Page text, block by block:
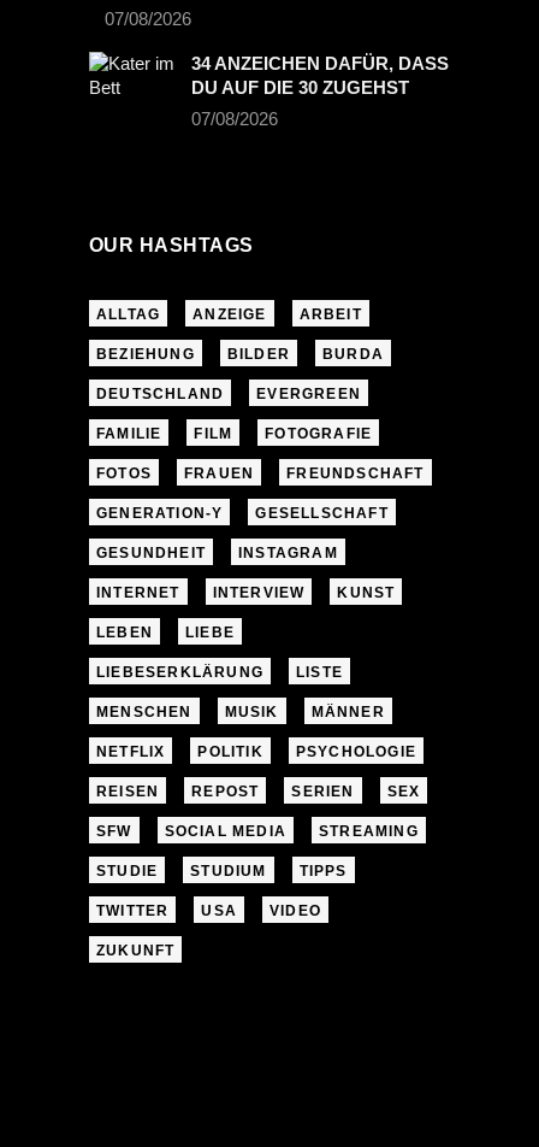
07/08/2026
34 ANZEICHEN DAFÜR, DASS
DU AUF DIE 30 ZUGEHST
07/08/2026
OUR HASHTAGS
ALLTAG ANZEIGE ARBEIT
BEZIEHUNG BILDER BURDA
DEUTSCHLAND EVERGREEN
FAMILIE FILM FOTOGRAFIE
FOTOS FRAUEN FREUNDSCHAFT
GENERATION-Y GESELLSCHAFT
GESUNDHEIT INSTAGRAM
INTERNET INTERVIEW KUNST
LEBEN LIEBE
LIEBESERKLÄRUNG LISTE
MENSCHEN MUSIK MÄNNER
NETFLIX POLITIK PSYCHOLOGIE
REISEN REPOST SERIEN SEX
SFW SOCIAL MEDIA STREAMING
STUDIE STUDIUM TIPPS
TWITTER USA VIDEO
ZUKUNFT